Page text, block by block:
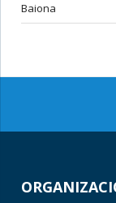
Baiona